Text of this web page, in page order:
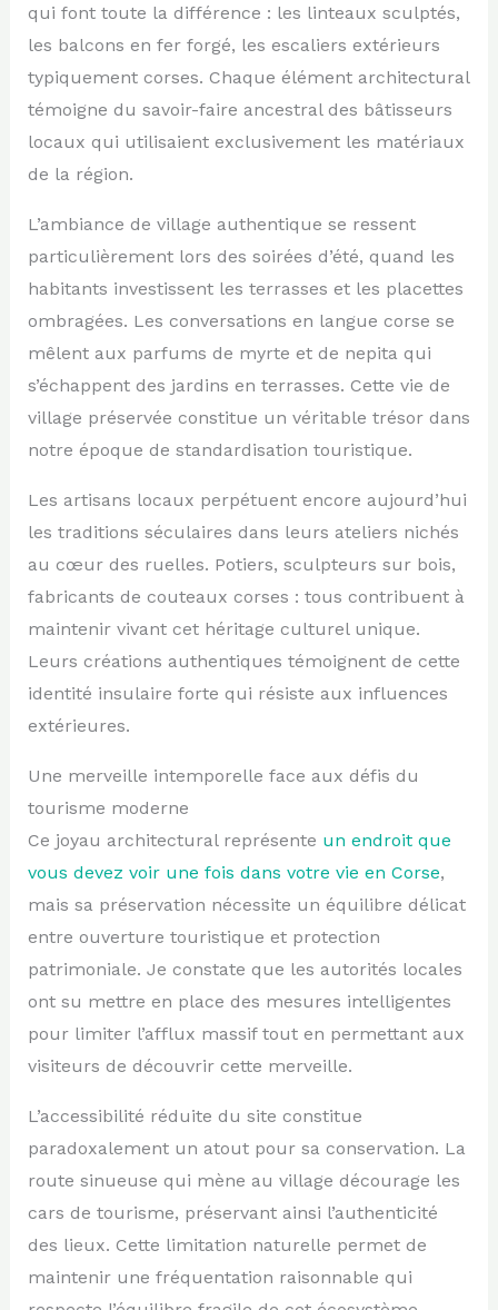
qui font toute la différence : les linteaux sculptés,
les balcons en fer forgé, les escaliers extérieurs
typiquement corses. Chaque élément architectural
témoigne du savoir-faire ancestral des bâtisseurs
locaux qui utilisaient exclusivement les matériaux
de la région.
L’ambiance de village authentique se ressent
particulièrement lors des soirées d’été, quand les
habitants investissent les terrasses et les placettes
ombragées. Les conversations en langue corse se
mêlent aux parfums de myrte et de nepita qui
s’échappent des jardins en terrasses. Cette vie de
village préservée constitue un véritable trésor dans
notre époque de standardisation touristique.
Les artisans locaux perpétuent encore aujourd’hui
les traditions séculaires dans leurs ateliers nichés
au cœur des ruelles. Potiers, sculpteurs sur bois,
fabricants de couteaux corses : tous contribuent à
maintenir vivant cet héritage culturel unique.
Leurs créations authentiques témoignent de cette
identité insulaire forte qui résiste aux influences
extérieures.
Une merveille intemporelle face aux défis du
tourisme moderne
Ce joyau architectural représente un endroit que
vous devez voir une fois dans votre vie en Corse,
mais sa préservation nécessite un équilibre délicat
entre ouverture touristique et protection
patrimoniale. Je constate que les autorités locales
ont su mettre en place des mesures intelligentes
pour limiter l’afflux massif tout en permettant aux
visiteurs de découvrir cette merveille.
L’accessibilité réduite du site constitue
paradoxalement un atout pour sa conservation. La
route sinueuse qui mène au village décourage les
cars de tourisme, préservant ainsi l’authenticité
des lieux. Cette limitation naturelle permet de
maintenir une fréquentation raisonnable qui